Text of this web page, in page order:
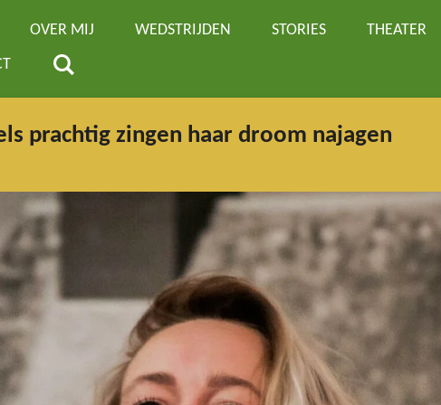
OVER MIJ WEDSTRIJDEN STORIES THEATER
prachtig zingen haar droom najagen